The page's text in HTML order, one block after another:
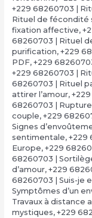
+229 68260703 |
Rituel de fécondité
fixation affective,
68260703 | Rituel
purification, +229
PDF, +229
+229 68260703 |
68260703 | Rituel
attirer l’amour,
68260703 |
couple, +229
Signes
sentimentale, +229
Europe, +229
68260703 |
d’amour, +229
68260703 | Suis-je
Symptômes d’un
Travaux à distance
mystiques, +229